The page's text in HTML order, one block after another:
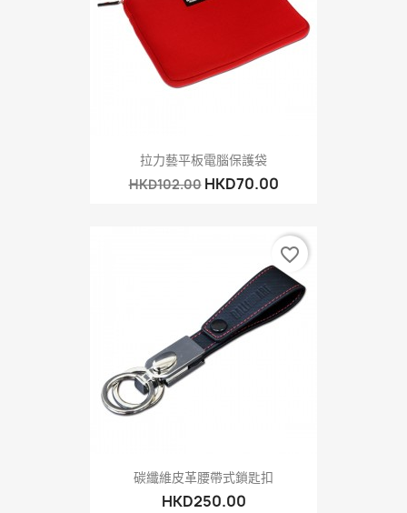
拉力藝平板電腦保護袋
HKD102.00 HKD70.00
碳纖維皮革腰帶式鎖匙扣
HKD250.00
favorite_border